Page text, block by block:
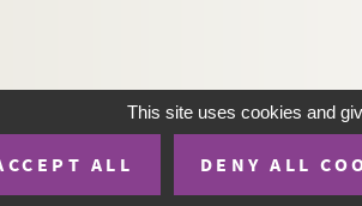
This site uses cookies and
ALL DENY ALL